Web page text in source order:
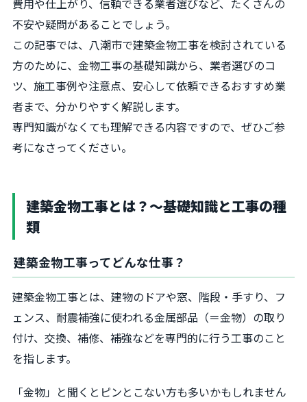
費用や仕上がり、信頼できる業者選びなど、たくさんの
不安や疑問があることでしょう。
この記事では、八潮市で建築金物工事を検討されている
方のために、金物工事の基礎知識から、業者選びのコ
ツ、施工事例や注意点、安心して依頼できるおすすめ業
者まで、分かりやすく解説します。
専門知識がなくても理解できる内容ですので、ぜひご参
考になさってください。
建築金物工事とは？～基礎知識と工事の種
類
建築金物工事ってどんな仕事？
建築金物工事とは、建物のドアや窓、階段・手すり、フ
ェンス、耐震補強に使われる金属部品（＝金物）の取り
付け、交換、補修、補強などを専門的に行う工事のこと
を指します。
「金物」と聞くとピンとこない方も多いかもしれません